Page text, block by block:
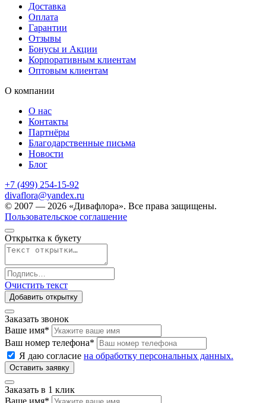
Доставка
Оплата
Гарантии
Отзывы
Бонусы и Акции
Корпоративным клиентам
Оптовым клиентам
О компании
О нас
Контакты
Партнёры
Благодарственные письма
Новости
Блог
+7 (499) 254-15-92
divaflora@yandex.ru
© 2007 — 2026 «Дивафлора». Все права защищены.
Пользовательское соглашение
Открытка к букету
Очистить текст
Добавить открытку
Заказать звонок
Ваше имя*
Ваш номер телефона*
Я даю согласие на обработку персональных данных.
Заказать в 1 клик
Ваше имя*